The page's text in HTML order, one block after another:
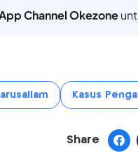
Channel Okezone
Kasus
Share